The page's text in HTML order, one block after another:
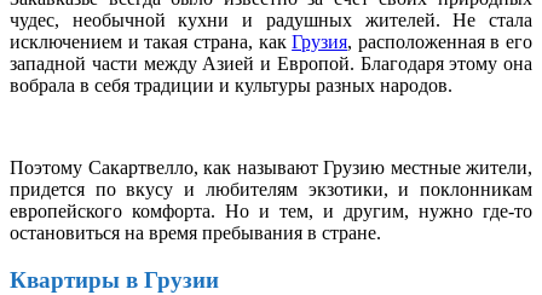
чудес, необычной кухни и радушных жителей. Не стала
исключением и такая страна, какГрузия, расположенная в его
западной части между Азией и Европой. Благодаря этому она
вобрала в себя традиции и культуры разных народов.
Поэтому Сакартвелло, как называют Грузию местные жители,
придется по вкусу и любителям экзотики, и поклонникам
европейского комфорта. Но и тем, и другим, нужно где-то
остановиться на время пребывания в стране.
Квартиры в Грузии